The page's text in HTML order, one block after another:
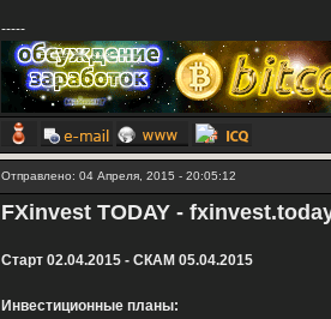
-----
Отправлено: 04 Апреля, 2015 - 20:05:12
FXinvest TODAY -
Старт 02.04.2015 - СКАМ 05.04.2015
Инвестиционные планы: